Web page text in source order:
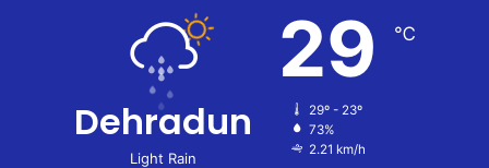
Dehradun
Light Rain
29 ℃
29º - 23º
73%
2.21 km/h